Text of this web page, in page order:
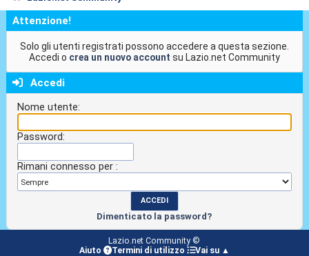
Attenzione!
Solo gli utenti registrati possono accedere a questa sezione.
Accedi o crea un nuovo account su Lazio.net Community
Accedi
Nome utente:
Password:
Rimani connesso per :
Dimenticato la password?
Lazio.net Community ©
Aiuto
Termini di utilizzo Vai su ▲